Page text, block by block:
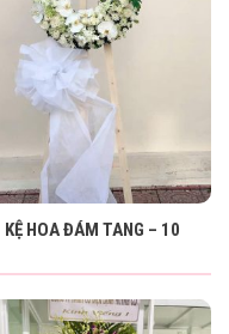
KỆ HOA ĐÁM TANG – 10